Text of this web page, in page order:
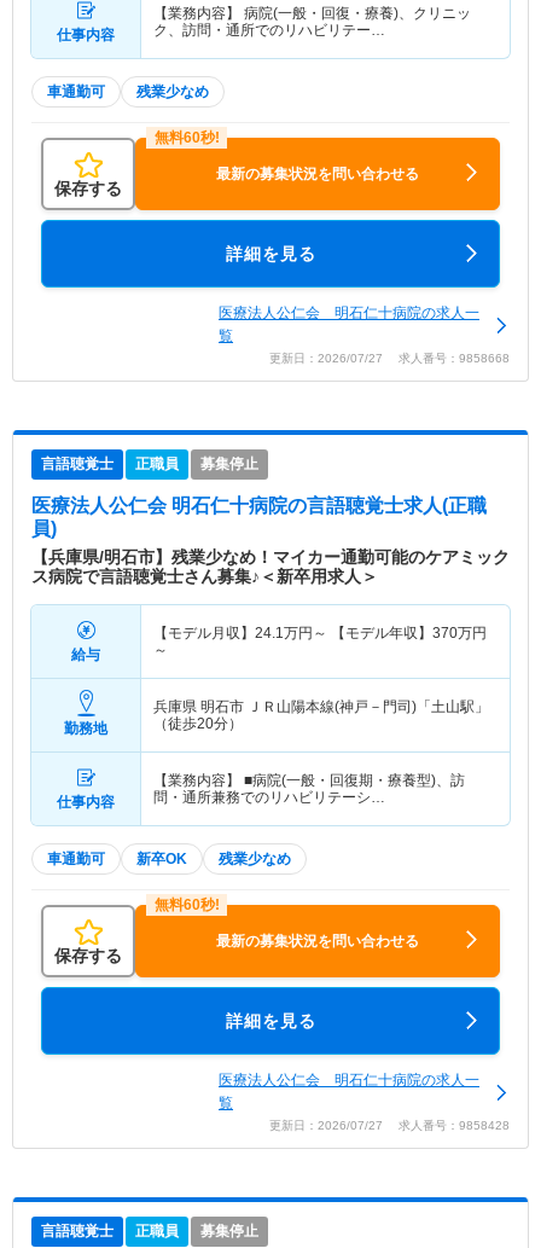
仕事内容
【業務内容】 病院(一般・回復・療養)、クリニッ
ク、訪問・通所でのリハビリテー…
車通勤可 残業少なめ
保存する
最新の募集状況を問い合わせる
詳細を見る
医療法人公仁会 明石仁十病院の求人一
覧
更新日：2026/07/27 求人番号：9858668
言語聴覚士 正職員 募集停止
医療法人公仁会 明石仁十病院の言語聴覚士求人(正職
員)
【兵庫県/明石市】残業少なめ！マイカー通勤可能のケアミック
ス病院で言語聴覚士さん募集♪＜新卒用求人＞
給与
【モデル月収】 24.1万円～ 【モデル年収】 370万円
～
勤務地
兵庫県 明石市 ＪＲ山陽本線(神戸－門司)「土山駅」
（徒歩20分）
仕事内容
【業務内容】 ■病院(一般・回復期・療養型)、訪
問・通所兼務でのリハビリテーシ…
車通勤可 新卒OK 残業少なめ
保存する
最新の募集状況を問い合わせる
詳細を見る
医療法人公仁会 明石仁十病院の求人一
覧
更新日：2026/07/27 求人番号：9858428
言語聴覚士 正職員 募集停止